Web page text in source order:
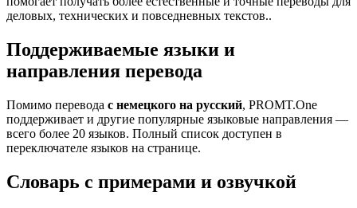
деловых, технических и повседневных текстов..
Поддерживаемые языки и
направления перевода
Помимо перевода с немецкого на русский, PROMT.One
поддерживает и другие популярные языковые направления —
всего более 20 языков. Полный список доступен в
переключателе языков на странице.
Словарь с примерами и озвучкой